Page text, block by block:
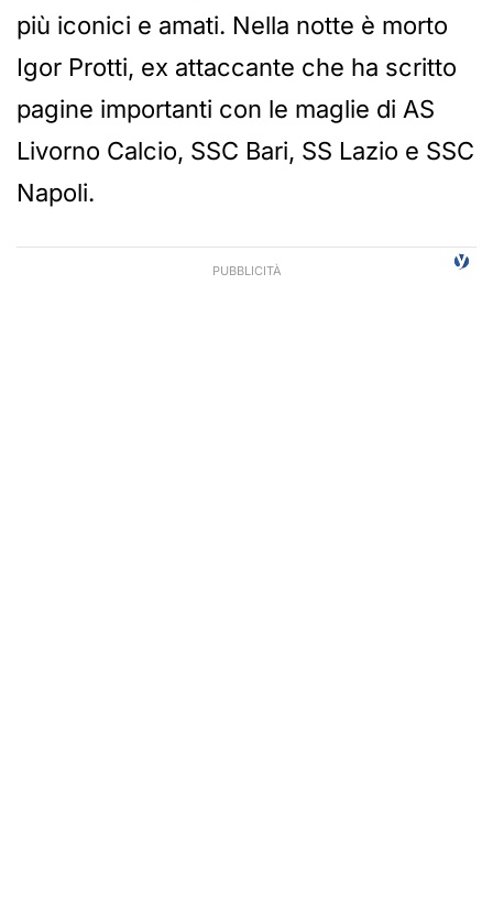
più iconici e amati. Nella notte è morto
Igor Protti, ex attaccante che ha scritto
pagine importanti con le maglie di AS
Livorno Calcio, SSC Bari, SS Lazio e SSC
Napoli.